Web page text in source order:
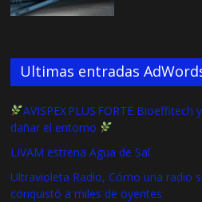
Ultimas entradas
AVISPEX PLUS FORTE
dañar el entorno
LIVAM estrena Agua de Sal
Ultravioleta Radio, Cómo una radio
conquistó a miles de oyentes